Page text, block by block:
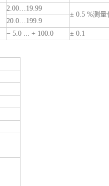
2.00…19.99
± 0.5 %测量
20.0…199.9
− 5.0 ... + 100.0 ± 0.1